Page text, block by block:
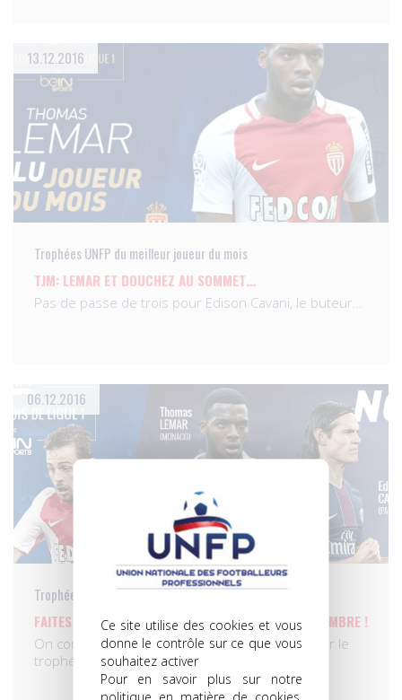
Ce site utilise des cookies et vous
donne le contrôle sur ce que vous
souhaitez activer
Pour en savoir plus sur notre
politique en matière de cookies,
13.12.2016
Trophées UNFP du meilleur joueur du mois
TJM: LEMAR ET DOUCHEZ AU SOMMET…
Pas de passe de trois pour Edison Cavani, le buteur…
06.12.2016
Trophées UNFP du meilleur joueur du mois
FAITES VOS JEUX POUR LE JOUEUR DU MOIS DE NOVEMBRE !
On connaît désormais les joueurs nommés pour le
trophée du…